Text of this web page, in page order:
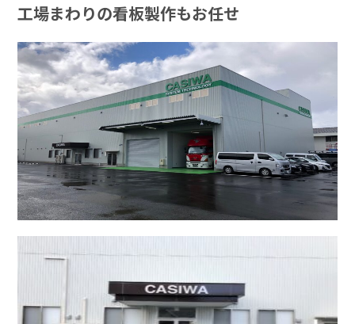
工場まわりの看板製作もお任せ